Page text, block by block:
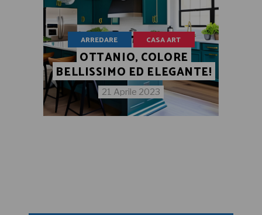
ARREDARE CASA ART
OTTANIO, COLORE
BELLISSIMO ED ELEGANTE!
21 Aprile 2023